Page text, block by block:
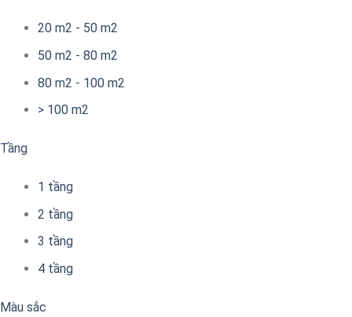
20 m2 - 50 m2
50 m2 - 80 m2
80 m2 - 100 m2
> 100 m2
Tầng
1 tầng
2 tầng
3 tầng
4 tầng
Màu sắc